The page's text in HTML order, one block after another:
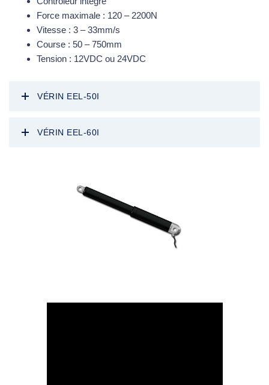
Force maximale : 120 – 2200N
Vitesse : 3 – 33mm/s
Course : 50 – 750mm
Tension : 12VDC ou 24VDC
VÉRIN EEL-50I
VÉRIN EEL-60I